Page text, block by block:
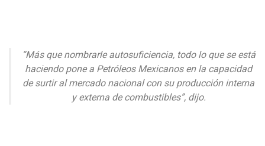
“Más que nombrarle autosuficiencia, todo lo que se está
haciendo pone a Petróleos Mexicanos en la capacidad
de surtir al mercado nacional con su producción interna
y externa de combustibles”, dijo.